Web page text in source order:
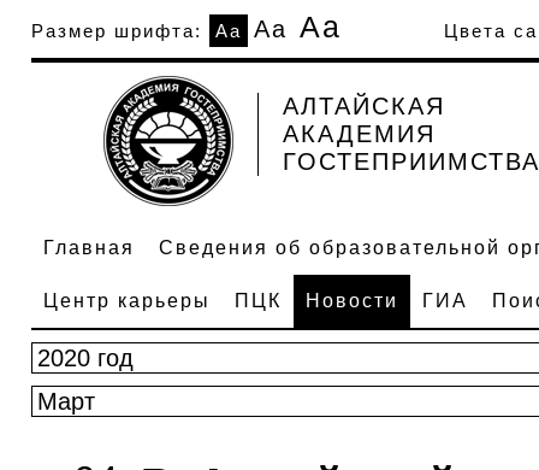
Размер шрифта: Аа Аа Аа Цвета
АЛТАЙСКАЯ
АКАДЕМИЯ
ГОСТЕПРИИМСТВА
Главная Сведения об образовательной
Центр карьеры ПЦК Новости ГИА